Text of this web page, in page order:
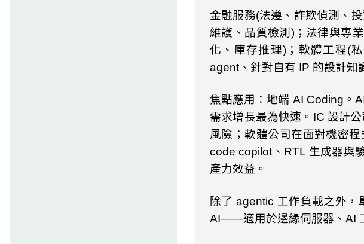
金融服務(法遵、詐欺偵測、
維護、品質檢測 )；法律與專
化、庫存推理) ；軟體工程(
agent 、針對自有 IP 的設計知
焦點應用：地端 AI Coding 。
需求增長最為快速。 IC 設計
風險；軟體公司在面對機密
code copilot 、 RTL 生成器與
產力效益。
除了 agentic 工作負載之外，
AI——適用於邊緣伺服器、 AI